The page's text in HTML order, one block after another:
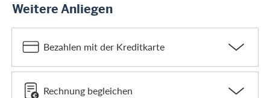
Weitere Anliegen
Bezahlen mit der Kreditkarte
Rechnung begleichen